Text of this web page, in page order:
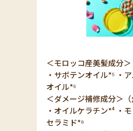
＜モロッコ産美髪成分＞
・サボテンオイル*⁵ ・
オイル*⁶
＜ダメージ補修成分＞（
・オイルケラチン*⁴ ・
セラミド*⁸